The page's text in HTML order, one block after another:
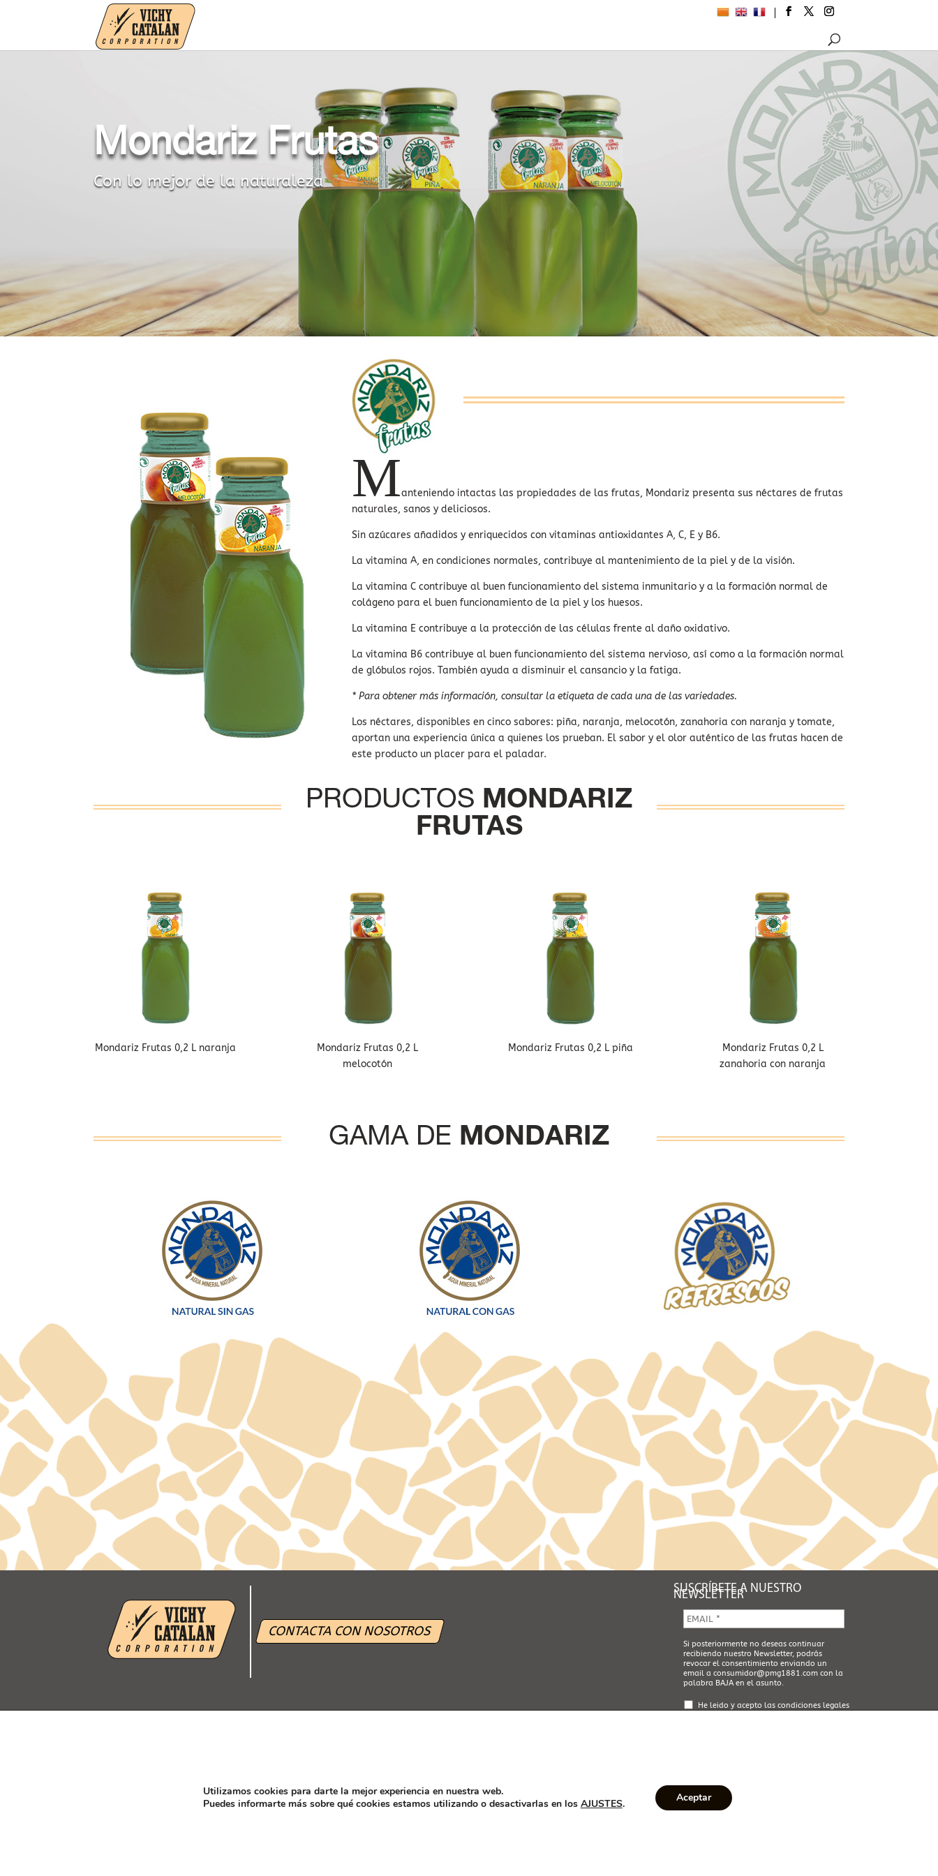
Mondariz Frutas
Con lo mejor de la naturaleza
Manteniendo intactas las propiedades de las frutas, Mondariz presenta sus néctares de frutas
naturales, sanos y deliciosos.
Sin azúcares añadidos y enriquecidos con vitaminas antioxidantes A, C, E y B6.
La vitamina A, en condiciones normales, contribuye al mantenimiento de la piel y de la visión.
La vitamina C contribuye al buen funcionamiento del sistema inmunitario y a la formación normal de
colágeno para el buen funcionamiento de la piel y los huesos.
La vitamina E contribuye a la protección de las células frente al daño oxidativo.
La vitamina B6 contribuye al buen funcionamiento del sistema nervioso, así como a la formación normal
de glóbulos rojos. También ayuda a disminuir el cansancio y la fatiga.
* Para obtener más información, consultar la etiqueta de cada una de las variedades.
Los néctares, disponibles en cinco sabores: piña, naranja, melocotón, zanahoria con naranja y tomate,
aportan una experiencia única a quienes los prueban. El sabor y el olor auténtico de las frutas hacen de
este producto un placer para el paladar.
PRODUCTOS MONDARIZ
FRUTAS
Mondariz Frutas 0,2 L naranja
Mondariz Frutas 0,2 L
melocotón
Mondariz Frutas 0,2 L piña
Mondariz Frutas 0,2 L
zanahoria con naranja
GAMA DE MONDARIZ
CONTACTA CON NOSOTROS
SUSCRÍBETE A NUESTRO
NEWSLETTER
E
m
i
l
*
A
c
e
p
t
a
L
Si posteriormente no deseas continuar
recibiendo nuestro Newsletter, podrás
revocar el consentimiento enviando un
email a consumidor@pmg1881.comcon la
palabra BAJA en el asunto.
He leido y acepto las condiciones legales
AVISO LEGAL POLÍTICA DE PRIVACIDAD POLÍTICA DE COOKIES
Utilizamos cookies para darte la mejor experiencia en nuestra web.
Puedes informarte más sobre qué cookies estamos utilizando o desactivarlas en los AJUSTES. Aceptar